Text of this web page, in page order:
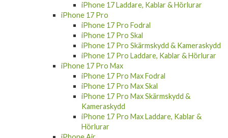
iPhone 17 Pro
iPhone 17 Pro Fodral
iPhone 17 Pro Skal
iPhone 17 Pro Skärmskydd & Kameraskydd
iPhone 17 Pro Laddare, Kablar & Hörlurar
iPhone 17 Pro Max
iPhone 17 Pro Max Fodral
iPhone 17 Pro Max Skal
iPhone 17 Pro Max Skärmskydd &
Kameraskydd
iPhone 17 Pro Max Laddare, Kablar &
Hörlurar
iPhone Air